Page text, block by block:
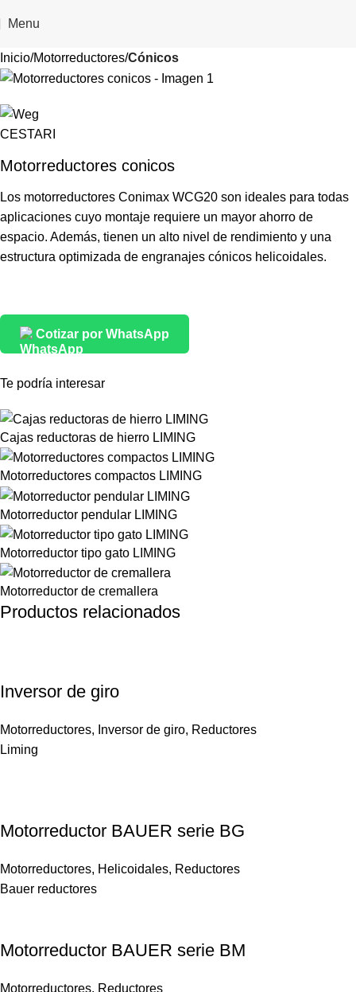
Menu
Inicio Motorreductores Cónicos
Motorreductores conicos
Los motorreductores Conimax WCG20 son ideales para todas
aplicaciones cuyo montaje requiere un mayor ahorro de
espacio. Además, tienen un alto nivel de rendimiento y una
estructura optimizada de engranajes cónicos helicoidales.
Cotizar por WhatsApp
Te podría interesar
Cajas reductoras de hierro LIMING
Motorreductores compactos LIMING
Motorreductor pendular LIMING
Motorreductor tipo gato LIMING
Motorreductor de cremallera
Productos relacionados
Inversor de giro
Motorreductores, Inversor de giro, Reductores
Liming
Motorreductor BAUER serie BG
Motorreductores, Helicoidales, Reductores
Bauer reductores
Motorreductor BAUER serie BM
Motorreductores, Reductores